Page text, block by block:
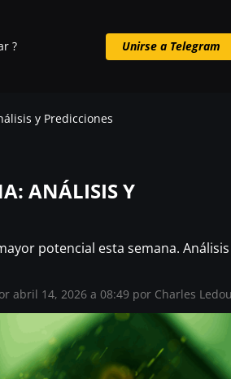
? Unirse a Telegram
y Predicciones
ANÁLISIS Y
potencial esta semana. Análisis
abril 14, 2026 a 08:49 por Charles